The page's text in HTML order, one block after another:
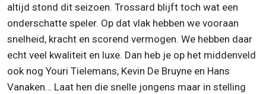
altijd stond dit seizoen. Trossard blijft toch wat een
onderschatte speler. Op dat vlak hebben we vooraan
snelheid, kracht en scorend vermogen. We hebben daar
echt veel kwaliteit en luxe. Dan heb je op het middenveld
ook nog Youri Tielemans, Kevin De Bruyne en Hans
Vanaken… Laat hen die snelle jongens maar in stelling